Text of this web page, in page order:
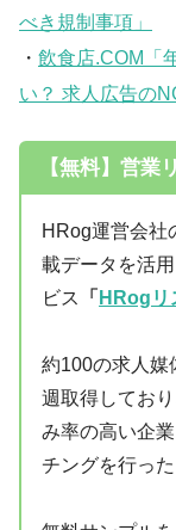
べき規制事項」
・ 飲食店.COM「
い？ 求人広告の
【無料】営業
HRog運営会社
載データを活
ビス
「 HRogリ
約100の求人媒
週取得してお
み率の高い企
チングを行っ